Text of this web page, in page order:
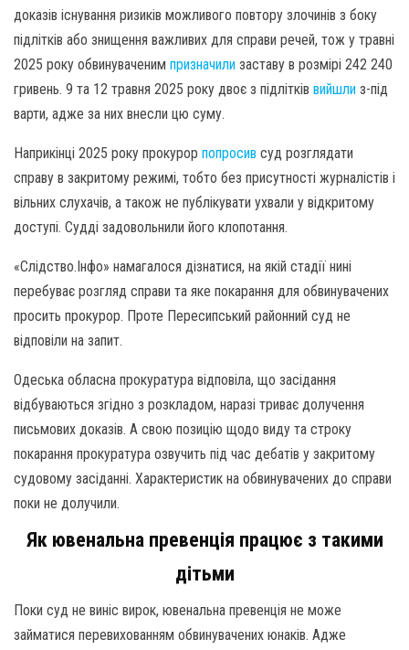
доказів існування ризиків можливого повтору злочинів з боку
підлітків або знищення важливих для справи речей, тож у травні
2025 року обвинуваченим призначили заставу в розмірі 242 240
гривень. 9 та 12 травня 2025 року двоє з підлітків вийшли з-під
варти, адже за них внесли цю суму.
Наприкінці 2025 року прокурор попросив суд розглядати
справу в закритому режимі, тобто без присутності журналістів і
вільних слухачів, а також не публікувати ухвали у відкритому
доступі. Судді задовольнили його клопотання.
«Слідство.Інфо» намагалося дізнатися, на якій стадії нині
перебуває розгляд справи та яке покарання для обвинувачених
просить прокурор. Проте Пересипський районний суд не
відповіли на запит.
Одеська обласна прокуратура відповіла, що засідання
відбуваються згідно з розкладом, наразі триває долучення
письмових доказів. А свою позицію щодо виду та строку
покарання прокуратура озвучить під час дебатів у закритому
судовому засіданні. Характеристик на обвинувачених до справи
поки не долучили.
Як ювенальна превенція працює з такими
дітьми
Поки суд не виніс вирок, ювенальна превенція не може
займатися перевихованням обвинувачених юнаків. Адже